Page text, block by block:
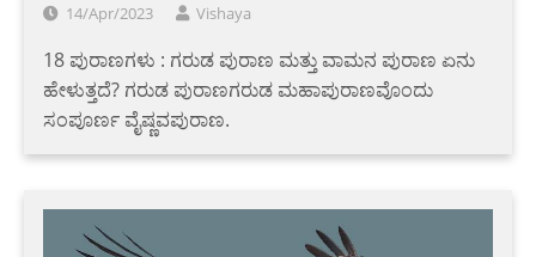
14/Apr/2023 Vishaya
18 ಪುರಾಣಗಳು : ಗರುಡ ಪುರಾಣ ಮತ್ತು ವಾಮನ ಪುರಾಣ ಏನು
ಹೇಳುತ್ತದೆ? ಗರುಡ ಪುರಾಣಗರುಡ ಮಹಾಪುರಾಣವೊಂದು
ಸಂಪೂರ್ಣ ವೈಷ್ಣವಪುರಾಣ.